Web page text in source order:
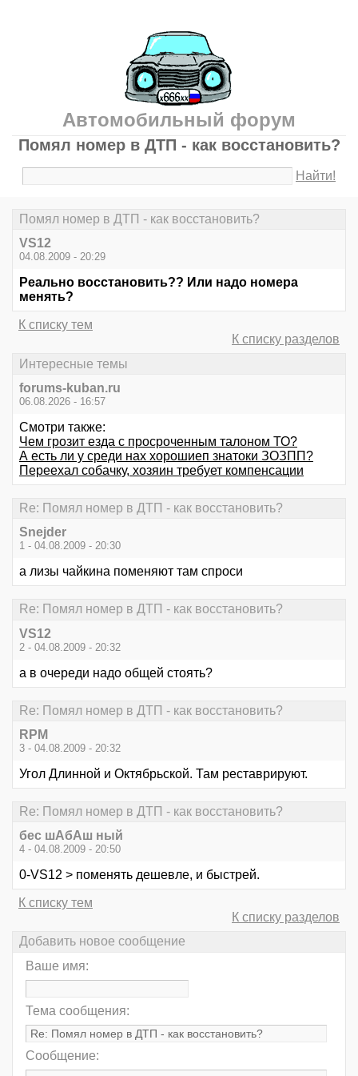
Автомобильный форум
Помял номер в ДТП - как восстановить?
Найти!
Помял номер в ДТП - как восстановить?
VS12
04.08.2009 - 20:29
Реально восстановить?? Или надо номера
менять?
К списку тем
К списку разделов
Интересные темы
forums-kuban.ru
06.08.2026 - 16:57
Смотри также:
Чем грозит езда с просроченным талоном ТО?
А есть ли у среди нах хорошиеп знатоки ЗОЗПП?
Переехал собачку, хозяин требует компенсации
Re: Помял номер в ДТП - как восстановить?
Snejder
1 - 04.08.2009 - 20:30
а лизы чайкина поменяют там спроси
Re: Помял номер в ДТП - как восстановить?
VS12
2 - 04.08.2009 - 20:32
а в очереди надо общей стоять?
Re: Помял номер в ДТП - как восстановить?
RPM
3 - 04.08.2009 - 20:32
Угол Длинной и Октябрьской. Там реставрируют.
Re: Помял номер в ДТП - как восстановить?
бес шАбАш ный
4 - 04.08.2009 - 20:50
0-VS12 > поменять дешевле, и быстрей.
К списку тем
К списку разделов
Добавить новое сообщение
Ваше имя:
Тема сообщения:
Сообщение: